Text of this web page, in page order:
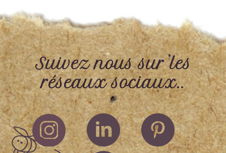
Suivez nous sur les
réseaux sociaux..